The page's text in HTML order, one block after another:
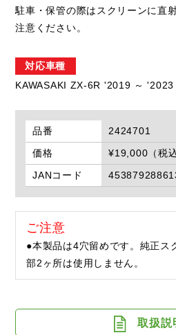
駐車・保管の際はスクリーンに直
注意ください。
対応車種
KAWASAKI ZX-6R '2019 ～ '2023
品番
2424701
価格
¥19,000（税
JANコード
ご注意
●本製品は4穴留めです。純正ス
部2ヶ所は使用しません。
取扱説